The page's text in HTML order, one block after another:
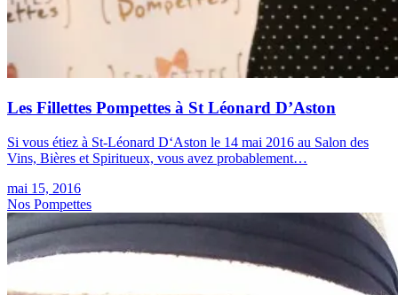
Les Fillettes Pompettes à St Léonard D’Aston
Si vous étiez à St-Léonard D‘Aston le 14 mai 2016 au Salon des
Vins, Bières et Spiritueux, vous avez probablement…
mai 15, 2016
Nos Pompettes